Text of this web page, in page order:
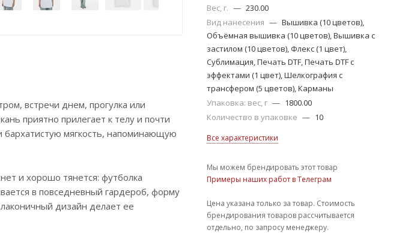
встречи днем, прогулка или
приятно прилегает к телу и почти
бархатистую мягкость, напоминающую
и хорошо тянется: футболка
в повседневный гардероб, форму
дизайн делает ее
Вес, г. — 230.00
Вид нанесения — Вышивка (10 цветов),
Объёмная вышивка (10 цветов), Вышивка с
застилом (10 цветов), Флекс (1 цвет),
Сублимация, Печать DTF, Печать DTF с
эффектами (1 цвет), Шелкография с
трансфером (5 цветов), Карманы
Упаковка: вес, г — 1800.00
Количество в упаковке — 10
Все характеристики
Мы можем брендировать этот товар
Примеры наших работ в Телеграм
Цена указана только за товар. Стоимость
брендирования товаров рассчитывается
отдельно, по запросу менеджеру.